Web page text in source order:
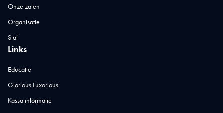
Onze zalen
Organisatie
Staf
Links
Educatie
Glorious Luxorious
Kassa informatie